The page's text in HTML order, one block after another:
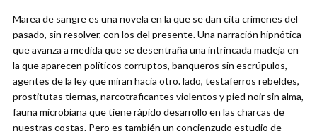
Marea de sangre es una novela en la que se dan cita crímenes del
pasado, sin resolver, con los del presente. Una narración hipnótica
que avanza a medida que se desentraña una intrincada madeja en
la que aparecen políticos corruptos, banqueros sin escrúpulos,
agentes de la ley que miran hacia otro. lado, testaferros rebeldes,
prostitutas tiernas, narcotraficantes violentos y pied noir sin alma,
fauna microbiana que tiene rápido desarrollo en las charcas de
nuestras costas. Pero es también un concienzudo estudio de